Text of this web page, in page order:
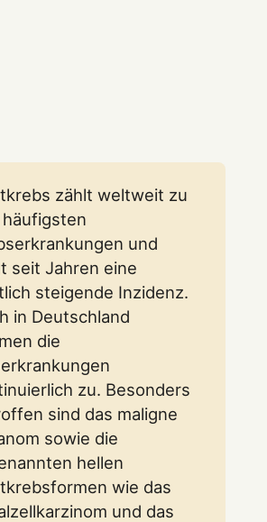
zählt weltweit zu
und
seit Jahren eine
steigende Inzidenz.
in Deutschland
die
zu. Besonders
sind das maligne
sowie die
hellen
wie das
und das